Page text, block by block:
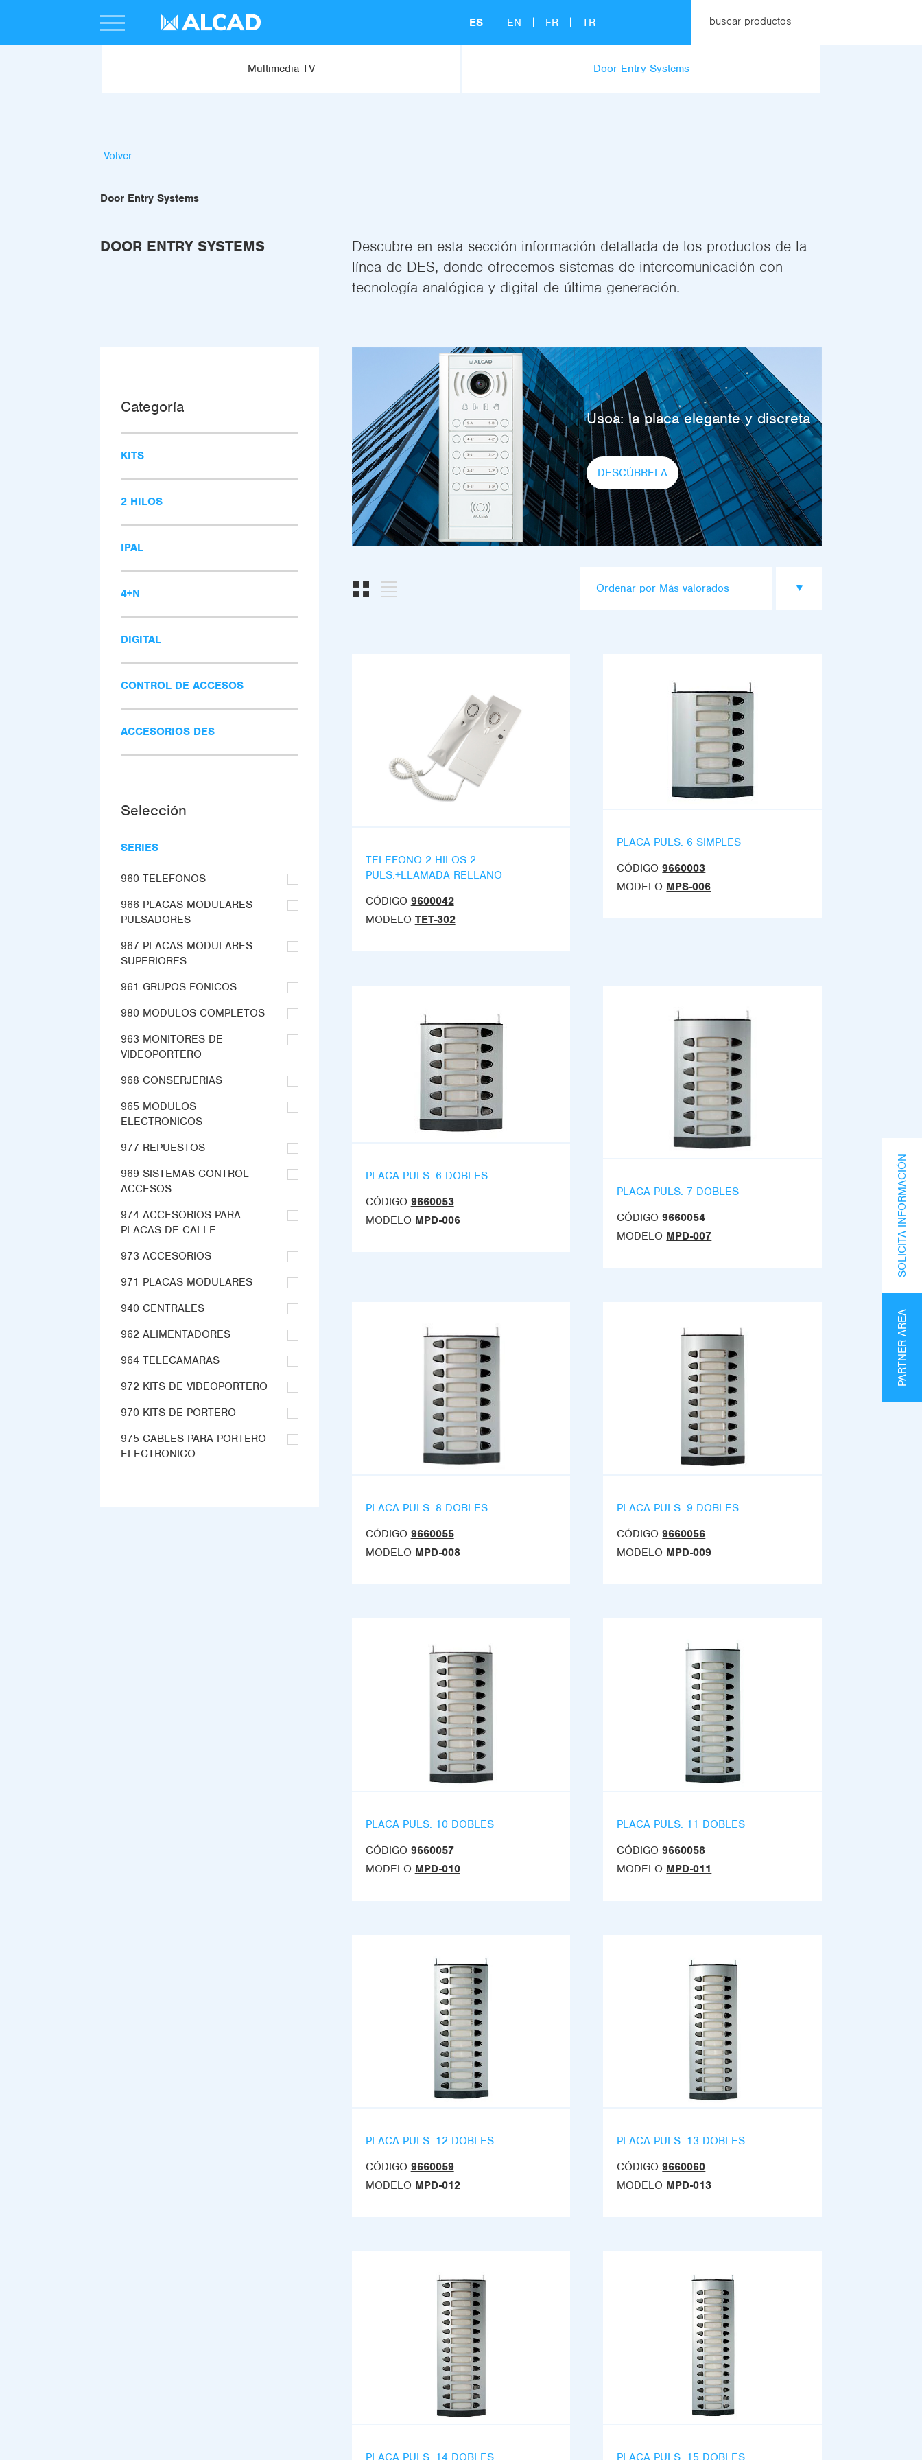
ES EN FR TR buscar productos
Multimedia-TV Door Entry Systems
Volver
Door Entry Systems
DOOR ENTRY SYSTEMS
Descubre en esta sección información detallada de los productos de la
línea de DES, donde ofrecemos sistemas de intercomunicación con
tecnología analógica y digital de última generación.
Categoría
KITS
2 HILOS
IPAL
4+N
DIGITAL
CONTROL DE ACCESOS
ACCESORIOS DES
Selección
SERIES
960 TELEFONOS
966 PLACAS MODULARES
PULSADORES
967 PLACAS MODULARES
SUPERIORES
961 GRUPOS FONICOS
980 MODULOS COMPLETOS
963 MONITORES DE
VIDEOPORTERO
968 CONSERJERIAS
965 MODULOS
ELECTRONICOS
977 REPUESTOS
969 SISTEMAS CONTROL
ACCESOS
974 ACCESORIOS PARA
PLACAS DE CALLE
973 ACCESORIOS
971 PLACAS MODULARES
940 CENTRALES
962 ALIMENTADORES
964 TELECAMARAS
972 KITS DE VIDEOPORTERO
970 KITS DE PORTERO
975 CABLES PARA PORTERO
ELECTRONICO
Usoa: la placa elegante y discreta
DESCÚBRELA
Ordenar por Más valorados
TELEFONO 2 HILOS 2
PULS.+LLAMADA RELLANO
CÓDIGO 9600042
MODELO TET-302
PLACA PULS. 6 SIMPLES
CÓDIGO 9660003
MODELO MPS-006
PLACA PULS. 6 DOBLES
CÓDIGO 9660053
MODELO MPD-006
PLACA PULS. 7 DOBLES
CÓDIGO 9660054
MODELO MPD-007
PLACA PULS. 8 DOBLES
CÓDIGO 9660055
MODELO MPD-008
PLACA PULS. 9 DOBLES
CÓDIGO 9660056
MODELO MPD-009
PLACA PULS. 10 DOBLES
CÓDIGO 9660057
MODELO MPD-010
PLACA PULS. 11 DOBLES
CÓDIGO 9660058
MODELO MPD-011
PLACA PULS. 12 DOBLES
CÓDIGO 9660059
MODELO MPD-012
PLACA PULS. 13 DOBLES
CÓDIGO 9660060
MODELO MPD-013
PLACA PULS. 14 DOBLES PLACA PULS. 15 DOBLES
PARTNER AREA
SOLICITA INFORMACIÓN